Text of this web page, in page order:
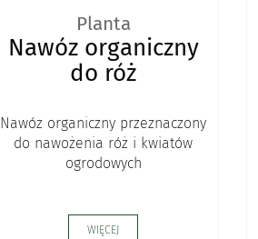
Planta
Nawóz organiczny
do róż
Nawóz organiczny przeznaczony
do nawożenia róż i kwiatów
ogrodowych
WIĘCEJ